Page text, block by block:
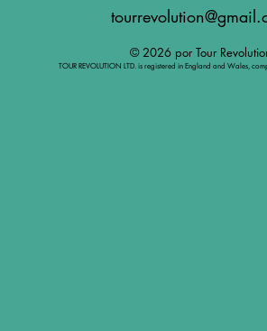
© 2026 por Tour
TOUR REVOLUTION LTD. is registered in England and Wales,